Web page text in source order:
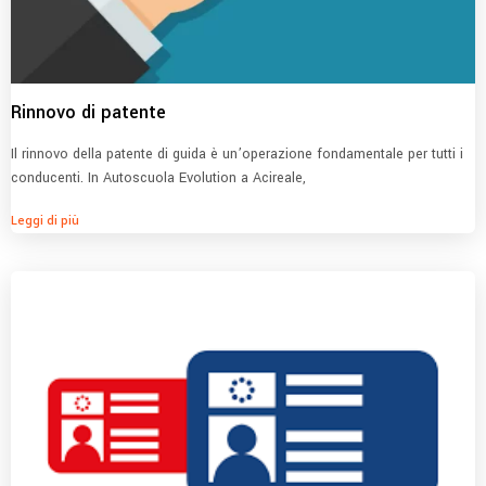
Rinnovo di patente
Il rinnovo della patente di guida è un’operazione fondamentale per tutti i
conducenti. In Autoscuola Evolution a Acireale,
Leggi di più